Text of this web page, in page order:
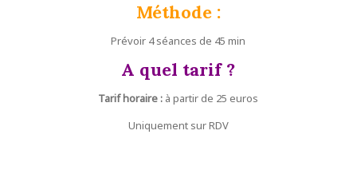
Méthode :
Prévoir 4 séances de 45 min
A quel tarif ?
Tarif horaire : à partir de 25 euros
Uniquement sur RDV